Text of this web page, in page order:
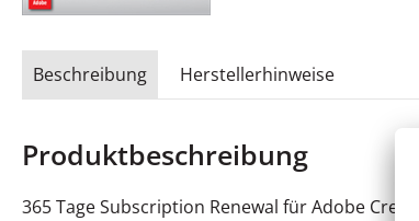
Beschreibung Herstellerhinweise
Produktbeschreibung
365 Tage Subscription Renewal für Adobe